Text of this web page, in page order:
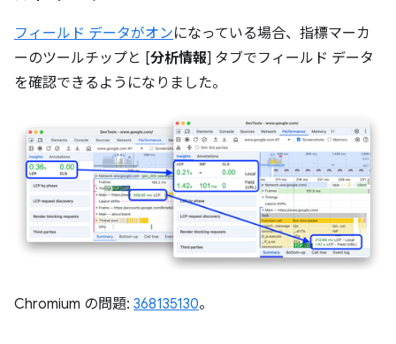
フィールド データがオンになっている場合、指標マーカ
ーのツールチップと [分析情報] タブでフィールド データ
を確認できるようになりました。
Chromium の問題: 368135130。